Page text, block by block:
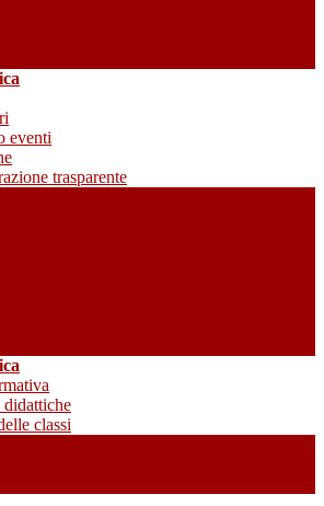
eventi
trasparente
didattiche
classi